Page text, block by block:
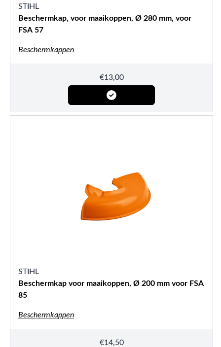
STIHL
Beschermkap, voor maaikoppen, Ø 280 mm, voor
FSA 57
Beschermkappen
€13,00
STIHL
Beschermkap voor maaikoppen, Ø 200 mm voor FSA
85
Beschermkappen
€14,50